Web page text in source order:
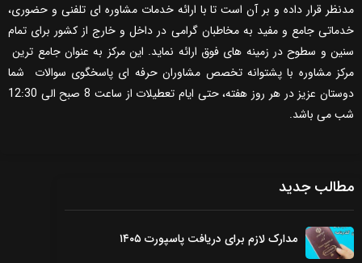
مدنظر قرار داده و بر آن است تا با ارائه خدمات مشاوره ای تلفنی و حضوری،
خدماتی جامع و مفید به مخاطبان گرامی در داخل و خارج از کشور برای تمام
سنین و سطوح در زمینه های فوق ارائه نماید. این مرکز به عنوان جامع ترین
مرکز مشاوره با پشتوانه تخصص مشاوران حرفه ای پاسخگوی سوالات شما
دوستان عزیز در هر روز هفته، حتی ایام تعطیلات از ساعت 8 صبح الی 12:30
شب می باشد.
مطالب جدید
مدارک لازم برای دریافت پاسپورت ۱۴۰۵